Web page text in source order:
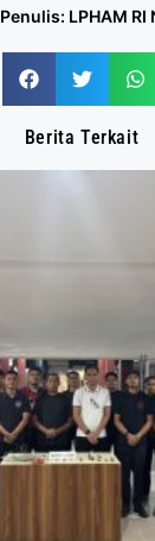
Penulis: LPHAM RI
Berita Terkait